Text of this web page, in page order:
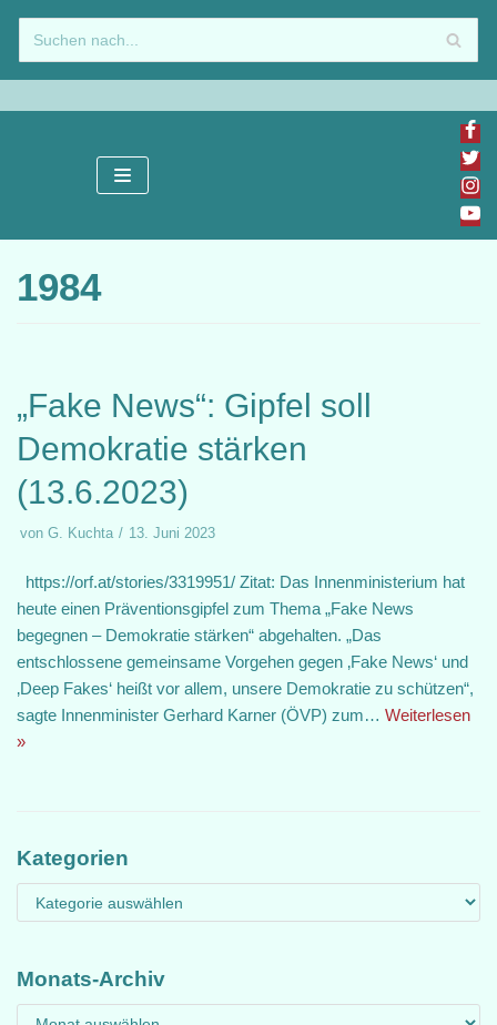
Zum
Inhalt
springen
1984
„Fake News“: Gipfel soll
Demokratie stärken
(13.6.2023)
von G. Kuchta 13. Juni 2023
https://orf.at/stories/3319951/ Zitat: Das Innenministerium hat
heute einen Präventionsgipfel zum Thema „Fake News
begegnen – Demokratie stärken“ abgehalten. „Das
entschlossene gemeinsame Vorgehen gegen ‚Fake News‘ und
‚Deep Fakes‘ heißt vor allem, unsere Demokratie zu schützen“,
sagte Innenminister Gerhard Karner (ÖVP) zum… Weiterlesen
»
Kategorien
Monats-Archiv